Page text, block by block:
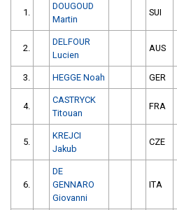
1.
DOUGOUD
Martin
SUI
2.
DELFOUR
Lucien
AUS
3. HEGGE Noah GER
4.
CASTRYCK
Titouan
FRA
5.
KREJCI
Jakub
CZE
6.
DE
GENNARO
Giovanni
ITA